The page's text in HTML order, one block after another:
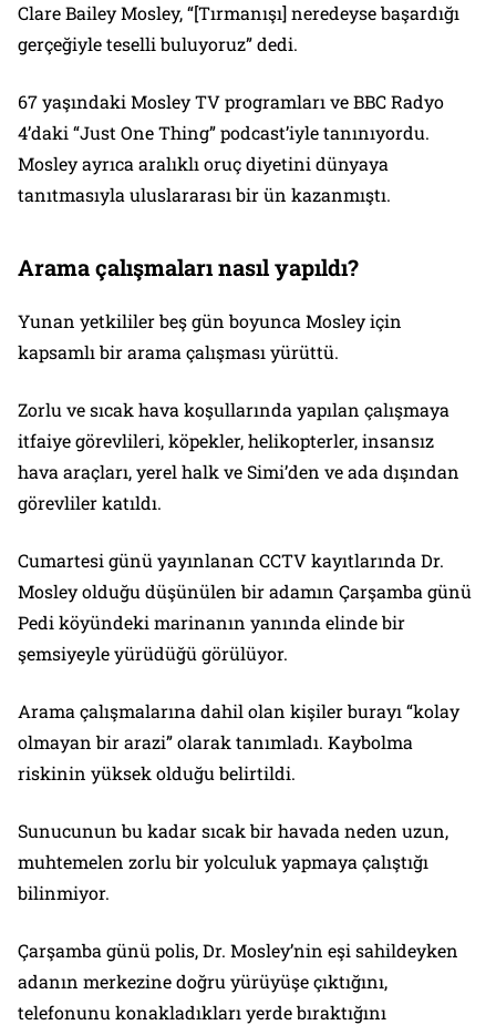
Clare Bailey Mosley, “[Tırmanışı] neredeyse başardığı
gerçeğiyle teselli buluyoruz” dedi.
67 yaşındaki Mosley TV programları ve BBC Radyo
4’daki “Just One Thing” podcast’iyle tanınıyordu.
Mosley ayrıca aralıklı oruç diyetini dünyaya
tanıtmasıyla uluslararası bir ün kazanmıştı.
Arama çalışmaları nasıl yapıldı?
Yunan yetkililer beş gün boyunca Mosley için
kapsamlı bir arama çalışması yürüttü.
Zorlu ve sıcak hava koşullarında yapılan çalışmaya
itfaiye görevlileri, köpekler, helikopterler, insansız
hava araçları, yerel halk ve Simi’den ve ada dışından
görevliler katıldı.
Cumartesi günü yayınlanan CCTV kayıtlarında Dr.
Mosley olduğu düşünülen bir adamın Çarşamba günü
Pedi köyündeki marinanın yanında elinde bir
şemsiyeyle yürüdüğü görülüyor.
Arama çalışmalarına dahil olan kişiler burayı “kolay
olmayan bir arazi” olarak tanımladı. Kaybolma
riskinin yüksek olduğu belirtildi.
Sunucunun bu kadar sıcak bir havada neden uzun,
muhtemelen zorlu bir yolculuk yapmaya çalıştığı
bilinmiyor.
Çarşamba günü polis, Dr. Mosley’nin eşi sahildeyken
adanın merkezine doğru yürüyüşe çıktığını,
telefonunu konakladıkları yerde bıraktığını